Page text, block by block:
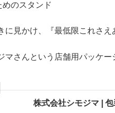
のスタンド
に見かけ、『最低限これさ
マさんという店舗用パッケ
株式会社シモジマ |